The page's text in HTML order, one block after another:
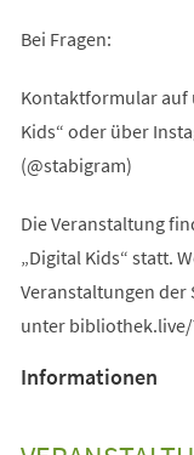
Bei Fragen:
Kontaktformular auf
Kids“ oder über
(@stabigram)
Die Veranstaltung
„Digital Kids“ statt.
Veranstaltungen
unter
Informationen